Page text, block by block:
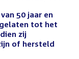
50 jaar en
tot het
zij
of hersteld